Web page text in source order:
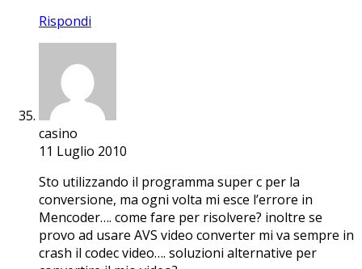
Rispondi
casino
11 Luglio 2010
Sto utilizzando il programma super c per la
conversione, ma ogni volta mi esce l’errore in
Mencoder…. come fare per risolvere? inoltre se
provo ad usare AVS video converter mi va sempre in
crash il codec video…. soluzioni alternative per